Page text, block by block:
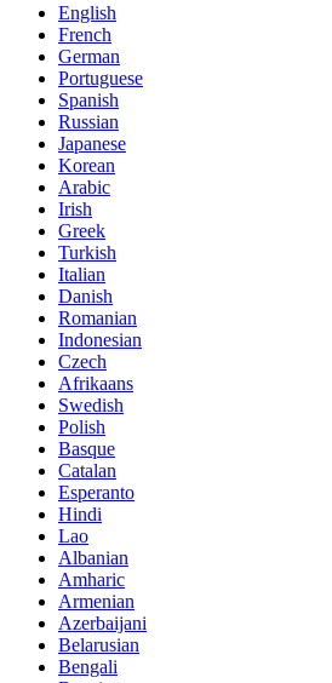
English
French
German
Portuguese
Spanish
Russian
Japanese
Korean
Arabic
Irish
Greek
Turkish
Italian
Danish
Romanian
Indonesian
Czech
Afrikaans
Swedish
Polish
Basque
Catalan
Esperanto
Hindi
Lao
Albanian
Amharic
Armenian
Azerbaijani
Belarusian
Bengali